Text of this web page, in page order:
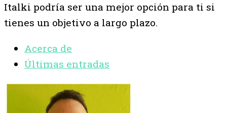
Italki podría ser una mejor opción para ti si
tienes un objetivo a largo plazo.
Acerca de
Últimas entradas